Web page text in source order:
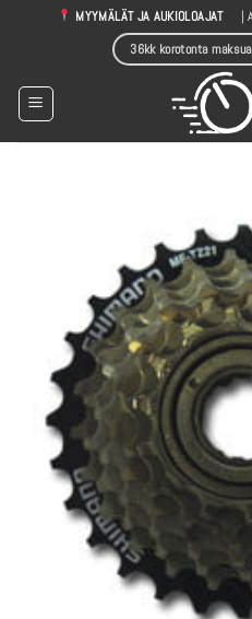
MYYMÄLÄT JA AUKIOLOAJAT |
36kk korotonta